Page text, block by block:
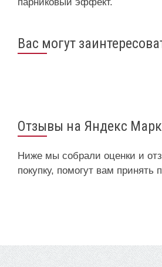
Вас могут
Отзывы на Яндекс
Ниже мы собрали оценки и
покупку, помогут вам принять